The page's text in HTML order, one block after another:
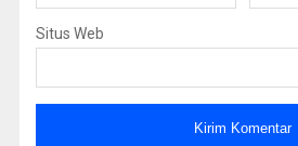
Situs Web